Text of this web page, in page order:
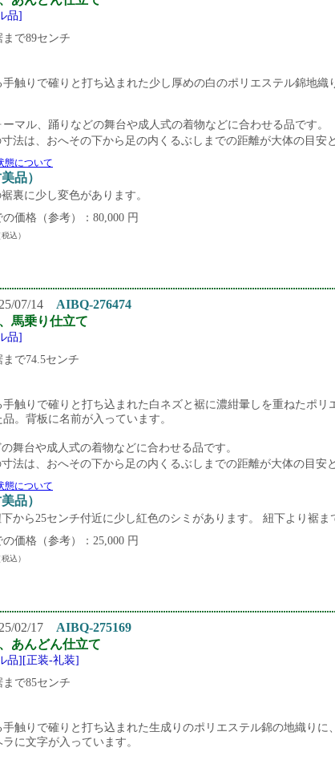
品]
で89センチ
手触りで確りと打ち込まれた少し厚めの白のポリエステル錦地織
マル、踊りなどの舞台や成人式の着物などに合わせる品です。
法は、おへその下から足の内くるぶしまでの距離が大体の目安
態について
品）
裏に少し変色があります。
価格（参考）：80,000 円
込）
07/14
AIBQ-276474
馬乗り仕立て
品]
で74.5センチ
手触りで確りと打ち込まれた白ネズと裾に濃紺暈しを重ねたポリ
。背板に名前が入っています。
舞台や成人式の着物などに合わせる品です。
法は、おへその下から足の内くるぶしまでの距離が大体の目安
態について
品）
から25センチ付近に少し紅色のシミがあります。 紐下より裾ま
価格（参考）：25,000 円
込）
02/17
AIBQ-275169
あんどん仕立て
品][正装-礼装]
で85センチ
触りで確りと打ち込まれた生成りのポリエステル錦の地織りに
ラに文字が入っています。